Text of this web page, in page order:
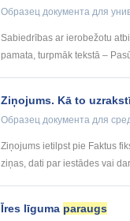
Образец документа для
Sabiedrības ar ierobežotu
pamata, turpmāk tekstā –
Ziņojums. Kā to
Образец документа для
Ziņojums ietilpst pie Faktus
ziņas, dati par iestādes vai
Īres līguma paraugs